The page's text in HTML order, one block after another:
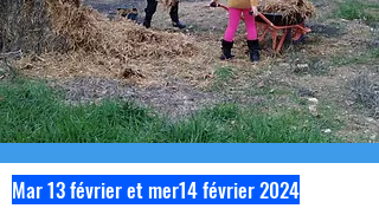
Mar 13 février et mer14 février 2024